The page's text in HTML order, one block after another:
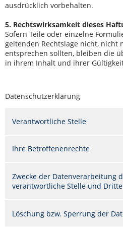
ausdrücklich vorbehalten.
5. Rechtswirksamkeit dieses
Sofern Teile oder einzelne
geltenden Rechtslage nicht, nicht
entsprechen sollten, bleiben die
in ihrem Inhalt und ihrer
Datenschutzerklärung
Verantwortliche Stelle
Ihre Betroffenenrechte
Zwecke der Datenverarbeitung
verantwortliche Stelle und Dritte
Löschung bzw. Sperrung der